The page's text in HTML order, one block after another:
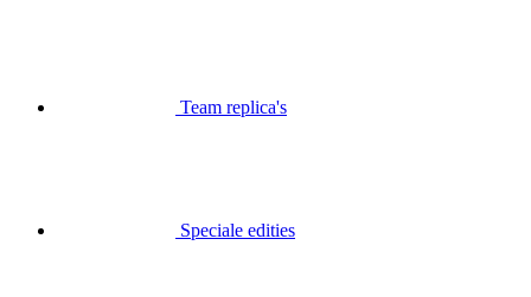
Team replica's
Speciale edities